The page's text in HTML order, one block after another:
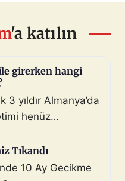
'a katılın
girerken hangi
3 yıldır Almanya’da
henüz
ama
Diyelim ki bir
Tıkandı
10 Ay Gecikme